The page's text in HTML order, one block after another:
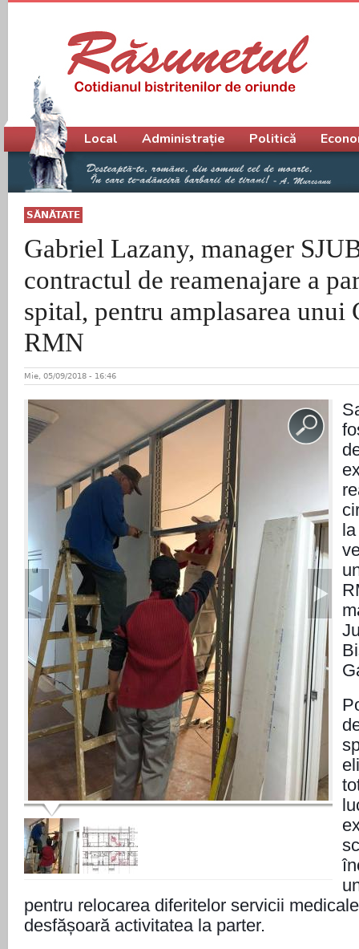
SĂNĂTATE
Gabriel Lazany, manager
contractul de reamenajare a
spital, pentru amplasarea unui
RMN
Mie, 05/09/2018 - 16:46
pentru relocarea diferitelor servicii
desfășoară activitatea la parter.
Meniu principal
Local Administrație Politică